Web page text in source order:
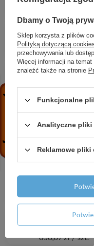
prysznicowym,
667,28 zł / szt.
HG Xarita Lite
2 534,78 zł / szt.
HG RainDrain
odpływu
Szczotkowana
1 594,57 zł / szt.
HG Xevolos E
1370/550,
mat. tekstyl.
20 153,43 zł /
HG Focus
100 z
658,67 zł / szt.
Dbamy o Twoją
Sklep korzysta z plików
Polityką dotyczącą cookies
przechowywania lub
Więcej informacji na
znaleźć także na stronie
Funkcjonalne
Analityczne pliki
Reklamowe pliki